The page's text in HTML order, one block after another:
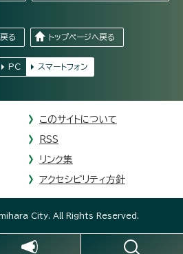
る トップページへ戻る
PC スマートフォン
このサイトについて
RSS
リンク集
アクセシビリティ方針
City. All Rights Reserved.